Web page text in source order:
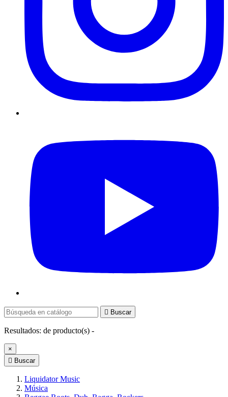
 Buscar
Resultados: de producto(s) -
×
 Buscar
Liquidator Music
Música